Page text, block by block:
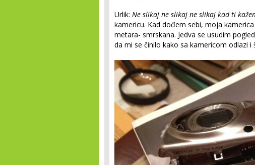
Urlik: Ne slikaj ne slikaj ne slikaj kad ti
kamericu. Kad dođem sebi, moja
metara- smrskana. Jedva se usudim
da mi se činilo kako sa kamericom odlazi i